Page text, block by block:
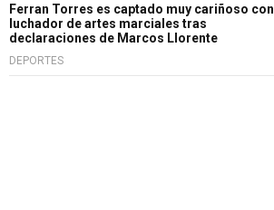
Ferran Torres es captado muy cariñoso con
luchador de artes marciales tras
declaraciones de Marcos Llorente
DEPORTES